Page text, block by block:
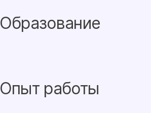
Образование
Опыт работы